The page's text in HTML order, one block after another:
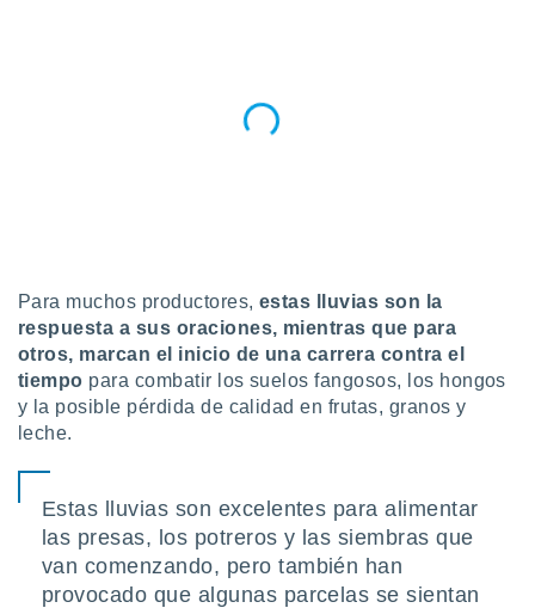
cookies
de
sitio
En
de que
Para muchos productores, estas lluvias son la
respuesta a sus oraciones, mientras que para
otros, marcan el inicio de una carrera contra el
tiempo para combatir los suelos fangosos, los hongos
y la posible pérdida de calidad en frutas, granos y
leche.
Estas lluvias son excelentes para alimentar
las presas, los potreros y las siembras que
van comenzando, pero también han
provocado que algunas parcelas se sientan